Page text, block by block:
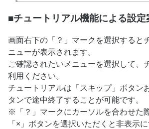
■チュートリアル機能による設定
画面右下の「？」マークを選択すると
ニューが表示されます。
ご確認されたいメニューを選択して、
利用ください。
チュートリアルは「スキップ」ボタン
タンで途中終了することが可能です。
※「？」マークにカーソルを合わせた
「×」ボタンを選択いただくと非表示